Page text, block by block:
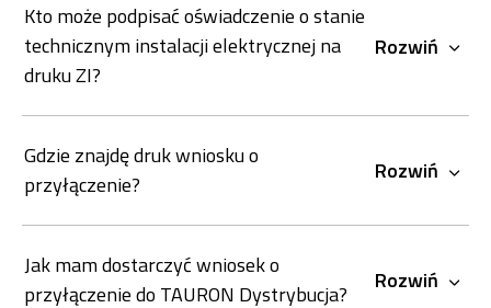
Kto może podpisać oświadczenie o stanie
technicznym instalacji elektrycznej na
druku ZI?
Rozwiń
Gdzie znajdę druk wniosku o
przyłączenie?
Rozwiń
Jak mam dostarczyć wniosek o
przyłączenie do TAURON Dystrybucja?
Rozwiń